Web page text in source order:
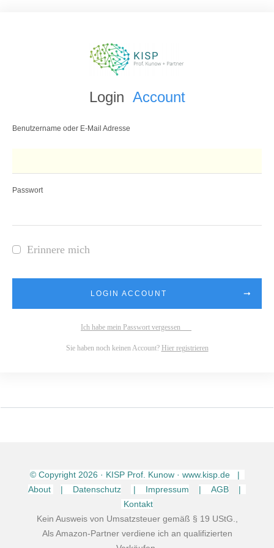
Login Account
Benutzername oder E-Mail Adresse
Passwort
Erinnere mich
LOGIN ACCOUNT
Ich habe mein Passwort vergessen
Sie haben noch keinen Account? Hier registrieren
© Copyright 2026 · KISP Prof. Kunow · www.kisp.de |
About
| Datenschutz | Impressum | AGB
|
Kontakt
Kein Ausweis von Umsatzsteuer gemäß § 19 UStG.,
Als Amazon-Partner verdiene ich an qualifizierten